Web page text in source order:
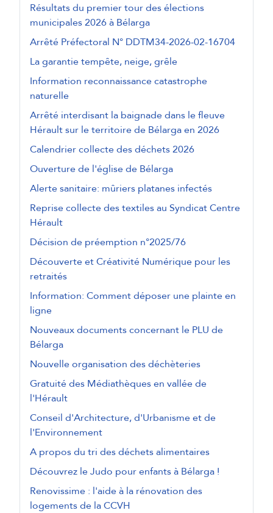
Résultats du premier tour des élections
municipales 2026 à Bélarga
Arrêté Préfectoral N° DDTM34-2026-02-16704
La garantie tempête, neige, grêle
Information reconnaissance catastrophe
naturelle
Arrêté interdisant la baignade dans le fleuve
Hérault sur le territoire de Bélarga en 2026
Calendrier collecte des déchets 2026
Ouverture de l'église de Bélarga
Alerte sanitaire: mûriers platanes infectés
Reprise collecte des textiles au Syndicat Centre
Hérault
Décision de préemption n°2025/76
Découverte et Créativité Numérique pour les
retraités
Information: Comment déposer une plainte en
ligne
Nouveaux documents concernant le PLU de
Bélarga
Nouvelle organisation des déchèteries
Gratuité des Médiathèques en vallée de
l'Hérault
Conseil d'Architecture, d'Urbanisme et de
l'Environnement
A propos du tri des déchets alimentaires
Découvrez le Judo pour enfants à Bélarga !
Renovissime : l'aide à la rénovation des
logements de la CCVH